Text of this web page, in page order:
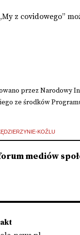
z covidowego”
przez Narodowy
ze środków
KOŹLU
mediów